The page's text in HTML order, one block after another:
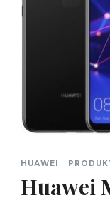
HUAWEI
Huawei